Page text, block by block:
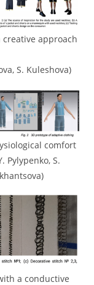
creative approach
S. Kuleshova)
comfort
Pylypenko, S.
a conductive